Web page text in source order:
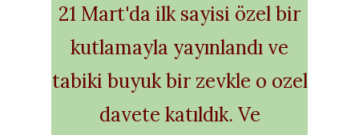
21 Mart'da ilk sayisi özel bir
kutlamayla yayınlandı ve
tabiki buyuk bir zevkle o ozel
davete katıldık. Ve